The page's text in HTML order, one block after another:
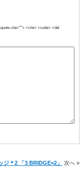
cite=""> <cite> <code> <del
＊2 「3 BRIDGE×2」 次へ »